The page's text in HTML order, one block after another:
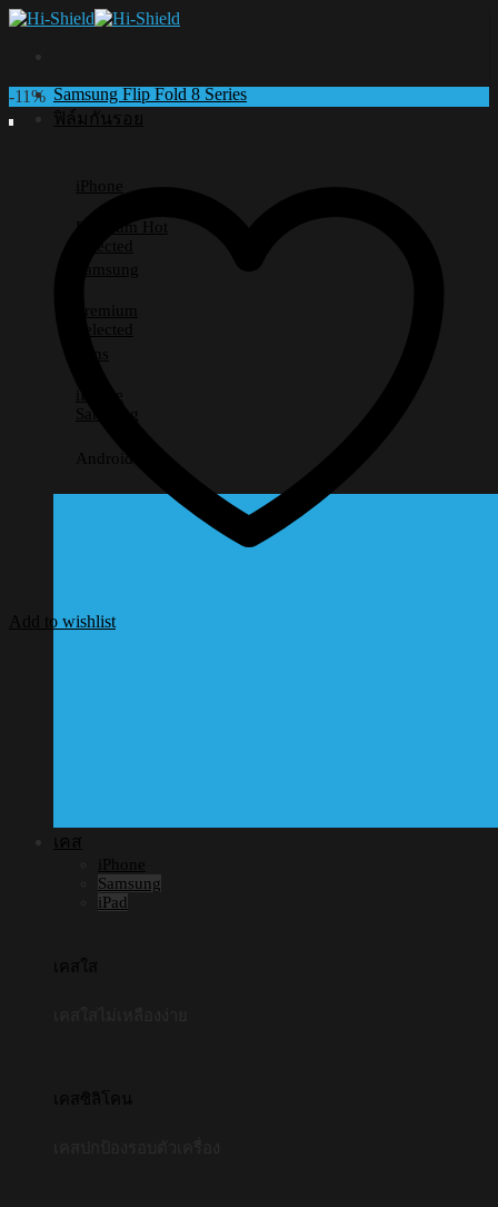
Skip
Samsung Flip Fold 8 Series
ฟิล์มกันรอย
iPhone
Premium
Selected
Samsung
Premium
Selected
Lens
iPhone
Samsung
Android อื่นๆ
เคส
iPhone
Samsung
iPad
เคสใส
เคสซิลิโคน
-11%
Add to wishlist